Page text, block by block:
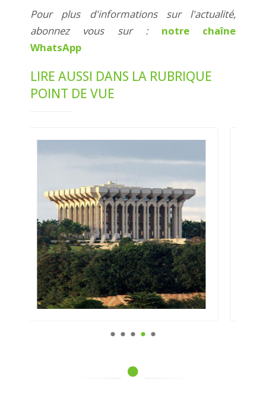
Pour plus d'informations sur l'actualité,
abonnez vous sur : notre chaîne
WhatsApp
LIRE AUSSI DANS LA RUBRIQUE
POINT DE VUE